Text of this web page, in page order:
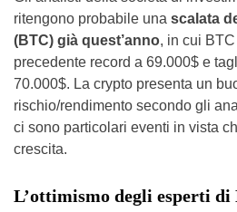
ritengono probabile una scalata
(BTC) già quest’anno, in cui
precedente record a 69.000$ e
70.000$. La crypto presenta un
rischio/rendimento secondo gli
ci sono particolari eventi in vista
crescita.
L’ottimismo degli esperti di